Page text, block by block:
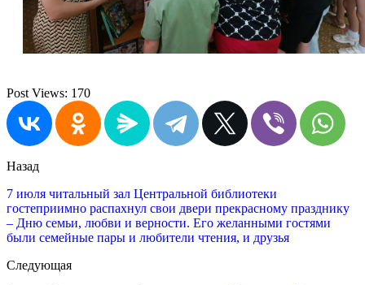
Post Views: 170
Назад
7 июля читальный зал Центральной библиотеки
гостеприимно распахнул свои двери прекрасному празднику
– Дню семьи, любви и верности. Его желанными гостями
были семейные пары и любители чтения, и друзья
Следующая